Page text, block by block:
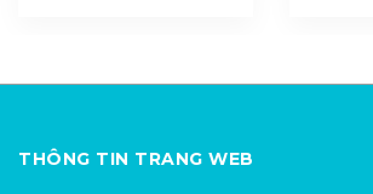
THÔNG TIN TRANG WEB